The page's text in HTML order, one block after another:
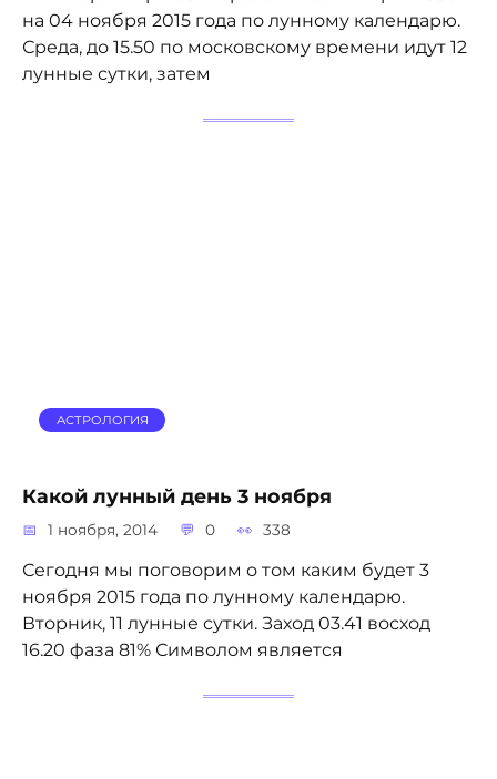
на 04 ноября 2015 года по лунному календарю.
Среда, до 15.50 по московскому времени идут 12
лунные сутки, затем
АСТРОЛОГИЯ
Какой лунный день 3 ноября
1 ноября, 2014 0 338
Сегодня мы поговорим о том каким будет 3
ноября 2015 года по лунному календарю.
Вторник, 11 лунные сутки. Заход 03.41 восход
16.20 фаза 81% Символом является